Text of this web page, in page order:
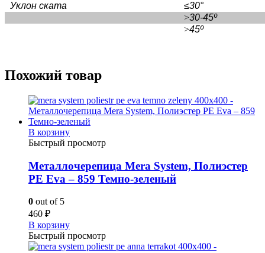
Уклон ската
≤30°
>30-45º
>45º
Похожий товар
В корзину
Быстрый просмотр
Металлочерепица Mera System, Полиэстер
PE Eva – 859 Темно-зеленый
0 out of 5
460 ₽
В корзину
Быстрый просмотр